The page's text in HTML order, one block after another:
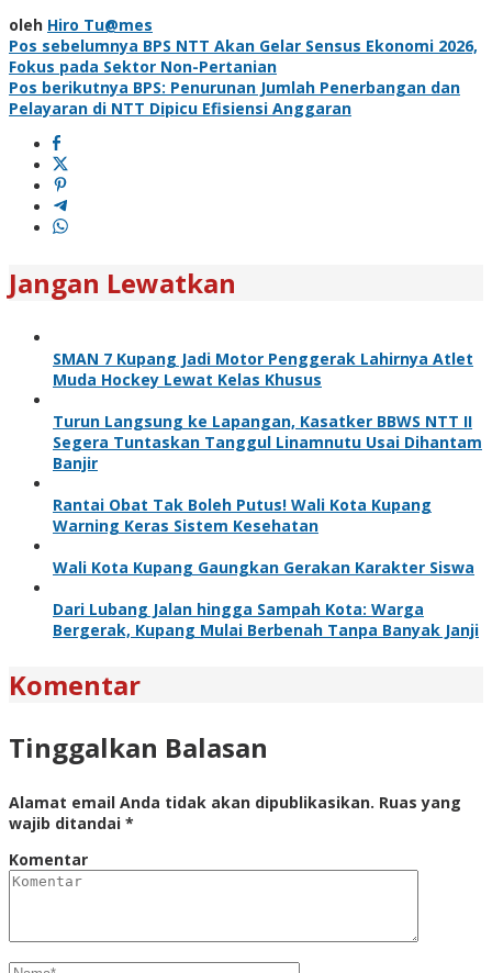
oleh Hiro Tu@mes
Navigasi
pos
Pos sebelumnya BPS NTT Akan Gelar Sensus Ekonomi 2026,
Fokus pada Sektor Non-Pertanian
Pos berikutnya BPS: Penurunan Jumlah Penerbangan dan
Pelayaran di NTT Dipicu Efisiensi Anggaran
Jangan Lewatkan
SMAN 7 Kupang Jadi Motor Penggerak Lahirnya Atlet
Muda Hockey Lewat Kelas Khusus
Turun Langsung ke Lapangan, Kasatker BBWS NTT II
Segera Tuntaskan Tanggul Linamnutu Usai Dihantam
Banjir
Rantai Obat Tak Boleh Putus! Wali Kota Kupang
Warning Keras Sistem Kesehatan
Wali Kota Kupang Gaungkan Gerakan Karakter Siswa
Dari Lubang Jalan hingga Sampah Kota: Warga
Bergerak, Kupang Mulai Berbenah Tanpa Banyak Janji
Komentar
Tinggalkan Balasan
Alamat email Anda tidak akan dipublikasikan. Ruas yang
wajib ditandai *
Komentar